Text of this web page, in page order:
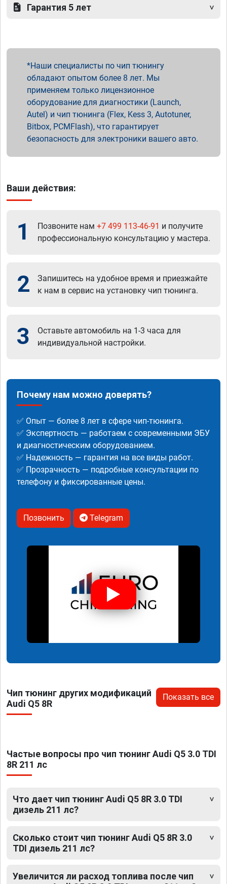
Гарантия 5 лет
Наши специалисты по чип тюнингу
обладают опытом более 8 лет. Мы
применяем только лицензионное
оборудование для диагностики (Launch,
Autel) и чип тюнинга (Flex, Kess 3, Autotuner,
Bitbox, PCMFlash), что гарантирует
безопасность для электроники вашего авто.
Ваши действия:
1 Позвоните нам +7 499 113-46-91 и получите
профессиональную консультацию у мастера.
2
Запишитесь на удобное время и приезжайте
к нам в сервис на установку чип тюнинга.
3
Оставьте автомобиль на 1-3 часа для
индивидуальной настройки.
Почему нам можно доверять?
✅ Опыт — более 8 лет в сфере чип-тюнинга.
✅ Экспертность — работаем с современными ЭБУ
и диагностическим оборудованием.
✅ Надежность — гарантия на все виды работ.
✅ Прозрачность — подробные консультации по
телефону и фиксированные цены.
Позвонить Telegram
Чип тюнинг других модификаций
Audi Q5 8R
Показать все
Частые вопросы про чип тюнинг Audi Q5 3.0 TDI
8R 211 лс
Что дает чип тюнинг Audi Q5 8R 3.0 TDI
дизель 211 лс?
Сколько стоит чип тюнинг Audi Q5 8R 3.0
TDI дизель 211 лс?
Увеличится ли расход топлива после чип